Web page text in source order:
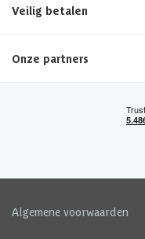
Veilig betalen
Onze partners
Algemene voorwaarden